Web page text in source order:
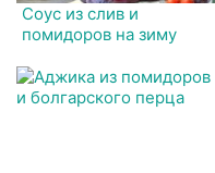
Соус из слив и
помидоров на зиму